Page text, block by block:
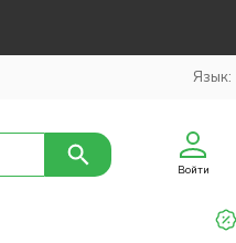
Язык:
Войти